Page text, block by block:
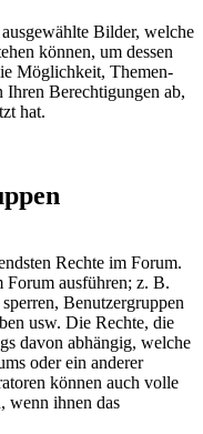
Bilder, welche
können, um dessen
Möglichkeit, Themen-
Berechtigungen ab,
hat.
Rechte im Forum.
ausführen; z. B.
Benutzergruppen
usw. Die Rechte, die
davon abhängig, welche
oder ein anderer
können auch volle
wenn ihnen das